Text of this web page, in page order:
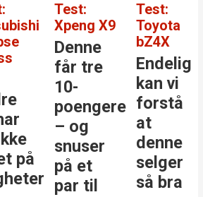
på
Test:
Xpeng X9
Denne
får tre
10-
poengere
– og
snuser
på et
par til
Test:
Toyota
bZ4X
Endelig
kan vi
forstå
at
denne
selger
så bra